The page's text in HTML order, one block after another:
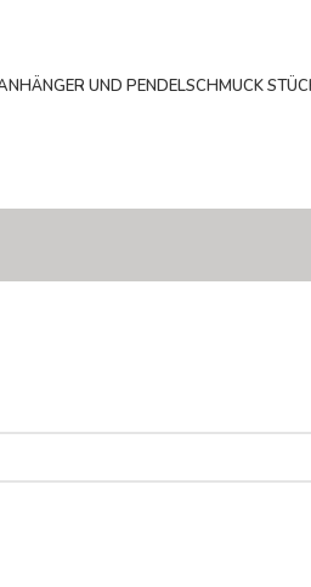
UND PENDELSCHMUCK